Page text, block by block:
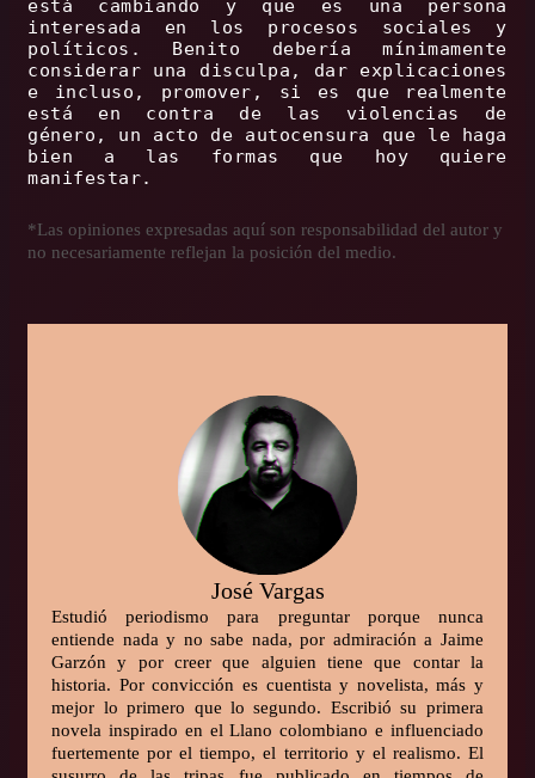
está cambiando y que es una persona
interesada en los procesos sociales y
políticos. Benito debería mínimamente
considerar una disculpa, dar explicaciones
e incluso, promover, si es que realmente
está en contra de las violencias de
género, un acto de autocensura que le haga
bien a las formas que hoy quiere
manifestar.
*Las opiniones expresadas aquí son responsabilidad del autor y
no necesariamente reflejan la posición del medio.
José Vargas
Estudió periodismo para preguntar porque nunca
entiende nada y no sabe nada, por admiración a Jaime
Garzón y por creer que alguien tiene que contar la
historia. Por convicción es cuentista y novelista, más y
mejor lo primero que lo segundo. Escribió su primera
novela inspirado en el Llano colombiano e influenciado
fuertemente por el tiempo, el territorio y el realismo. El